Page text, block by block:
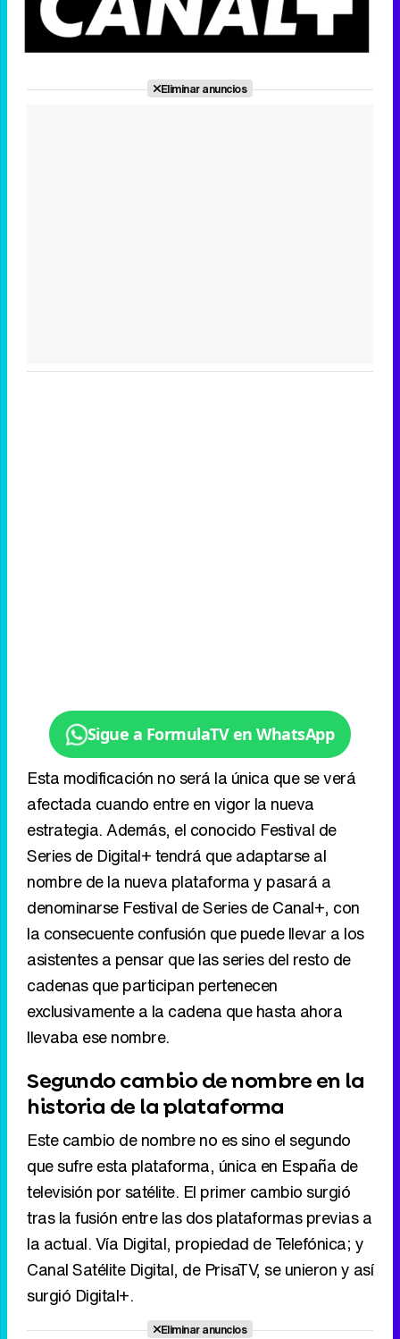
Canción ganadora de Eurovisión 2026: DARA con "Bangaranga" por Bulgaria
Eliminar anuncios
Sigue a FormulaTV en WhatsApp
Esta modificación no será la única que se verá
afectada cuando entre en vigor la nueva
estrategia. Además, el conocido Festival de
Series de Digital+ tendrá que adaptarse al
nombre de la nueva plataforma y pasará a
denominarse Festival de Series de Canal+, con
la consecuente confusión que puede llevar a los
asistentes a pensar que las series del resto de
cadenas que participan pertenecen
exclusivamente a la cadena que hasta ahora
llevaba ese nombre.
Segundo cambio de nombre en la
historia de la plataforma
Este cambio de nombre no es sino el segundo
que sufre esta plataforma, única en España de
televisión por satélite. El primer cambio surgió
tras la fusión entre las dos plataformas previas a
la actual. Vía Digital, propiedad de Telefónica; y
Canal Satélite Digital, de PrisaTV, se unieron y así
surgió Digital+.
Eliminar anuncios